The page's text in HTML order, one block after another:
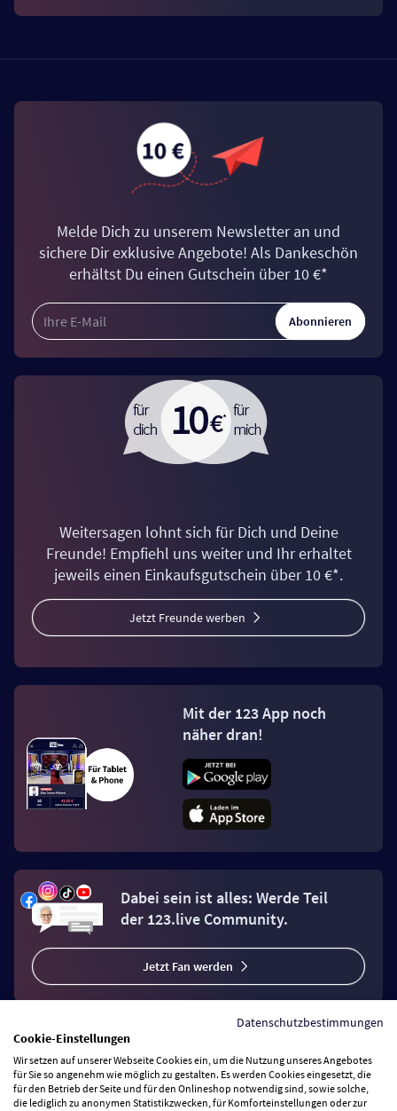
Melde Dich zu unserem Newsletter an und
sichere Dir exklusive Angebote! Als Dankeschön
erhältst Du einen Gutschein über 10 €*
Abonnieren
Weitersagen lohnt sich für Dich und Deine
Freunde! Empfiehl uns weiter und Ihr erhaltet
jeweils einen Einkaufsgutschein über 10 €*.
Jetzt Freunde werben
Mit der 123 App noch
näher dran!
Dabei sein ist alles: Werde Teil
der 123.live Community.
Jetzt Fan werden
Vertrag widerrufen
Datenschutzbestimmungen
Cookie-Einstellungen
Wir setzen auf unserer Webseite Cookies ein, um die Nutzung unseres Angebotes
für Sie so angenehm wie möglich zu gestalten. Es werden Cookies eingesetzt, die
für den Betrieb der Seite und für den Onlineshop notwendig sind, sowie solche,
die lediglich zu anonymen Statistikzwecken, für Komforteinstellungen oder zur